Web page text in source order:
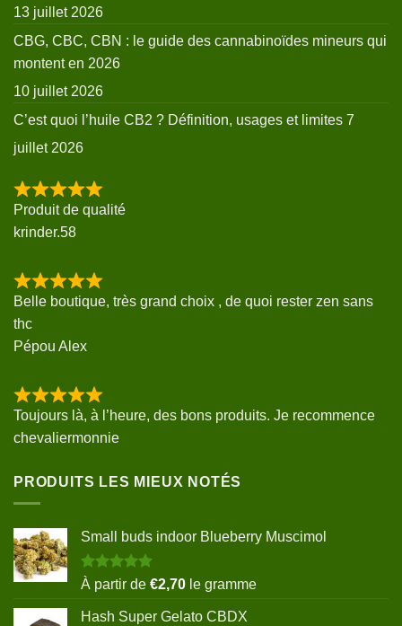
13 juillet 2026
CBG, CBC, CBN : le guide des cannabinoïdes mineurs qui
montent en 2026
10 juillet 2026
C’est quoi l’huile CB2 ? Définition, usages et limites 7
juillet 2026
Produit de qualité
krinder.58
Belle boutique, très grand choix , de quoi rester zen sans
thc
Pépou Alex
Toujours là, à l’heure, des bons produits. Je recommence
chevaliermonnie
PRODUITS LES MIEUX NOTÉS
Small buds indoor Blueberry Muscimol
Note5.00
sur 5
À partir de €2,70 le gramme
Hash Super Gelato CBDX